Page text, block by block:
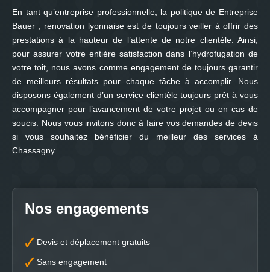
En tant qu’entreprise professionnelle, la politique de Entreprise
Bauer , renovation lyonnaise est de toujours veiller à offrir des
prestations à la hauteur de l’attente de notre clientèle. Ainsi,
pour assurer votre entière satisfaction dans l’hydrofugation de
votre toit, nous avons comme engagement de toujours garantir
de meilleurs résultats pour chaque tâche à accomplir. Nous
disposons également d’un service clientèle toujours prêt à vous
accompagner pour l’avancement de votre projet ou en cas de
soucis. Nous vous invitons donc à faire vos demandes de devis
si vous souhaitez bénéficier du meilleur des services à
Chassagny.
Nos engagements
Devis et déplacement gratuits
Sans engagement